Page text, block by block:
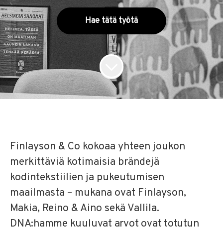
Hae tätä työtä
Finlayson & Co kokoaa yhteen joukon
merkittäviä kotimaisia brändejä
kodintekstiilien ja pukeutumisen
maailmasta – mukana ovat Finlayson,
Makia, Reino & Aino sekä Vallila.
DNA:hamme kuuluvat arvot ovat totutun